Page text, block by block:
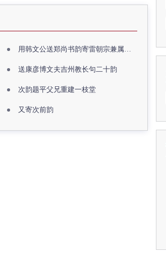
用韩文公送郑尚书韵寄雷朝宗兼属欧阳全真
送康彦博文夫吉州教长句二十韵
次韵题平父兄重建一枝堂
又寄次前韵